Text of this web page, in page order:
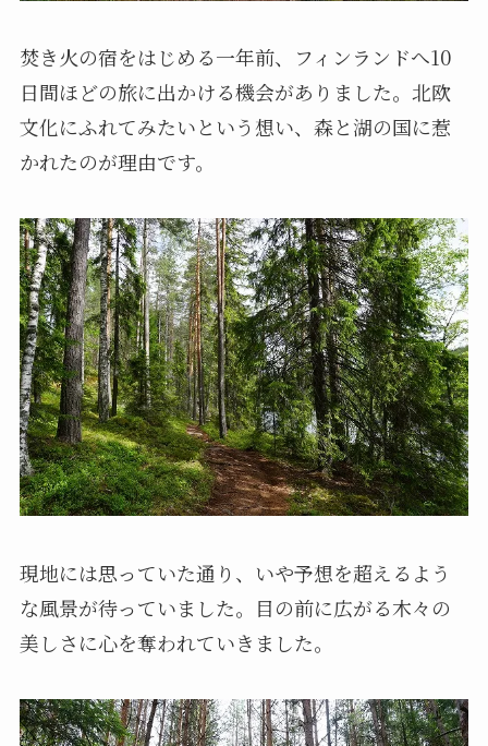
焚き火の宿をはじめる一年前、フィンランドへ10
日間ほどの旅に出かける機会がありました。北欧
文化にふれてみたいという想い、森と湖の国に惹
かれたのが理由です。
現地には思っていた通り、いや予想を超えるよう
な風景が待っていました。目の前に広がる木々の
美しさに心を奪われていきました。